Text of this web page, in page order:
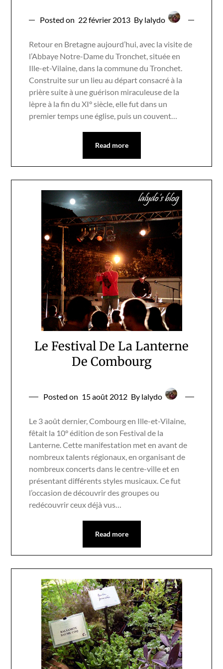
Posted on 22 février 2013 By lalydo
Retour en Bretagne aujourd’hui, avec la visite de
l’Abbaye Notre-Dame du Tronchet, située en
Ille-et-Vilaine, dans la commune du Tronchet.
Construite sur un lieu au départ consacré à la
prière suite à une guérison miraculeuse de la
lèpre à la fin du XI° siècle, elle fut dans un
premier temps une église, puis un couvent…
Read more
Le Festival De La Lanterne
De Combourg
Posted on 15 août 2012 By lalydo
Le 3 août dernier, Combourg en Ille-et-Vilaine,
fêtait la 10° édition de son Festival de la
Lanterne. Cette manifestation met en avant de
nombreux talents régionaux, en organisant de
nombreux concerts dans le centre-ville et en
présentant différents styles musicaux. Ce fut
l’occasion de découvrir des groupes ou
redécouvrir ceux déjà vus…
Read more